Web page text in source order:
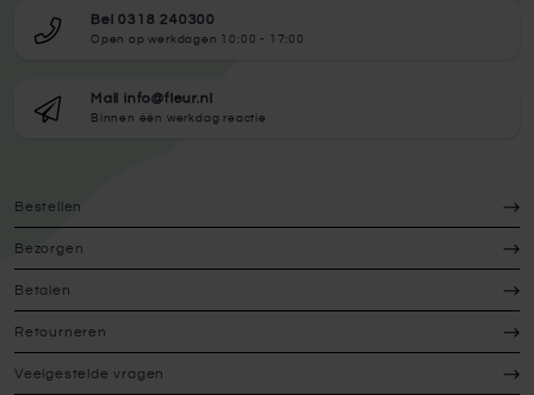
Bel 0318 240300
Open op werkdagen 10:00 - 17:00
Mail info@fleur.nl
Binnen één werkdag reactie
Bestellen
Bezorgen
Betalen
Retourneren
Veelgestelde vragen